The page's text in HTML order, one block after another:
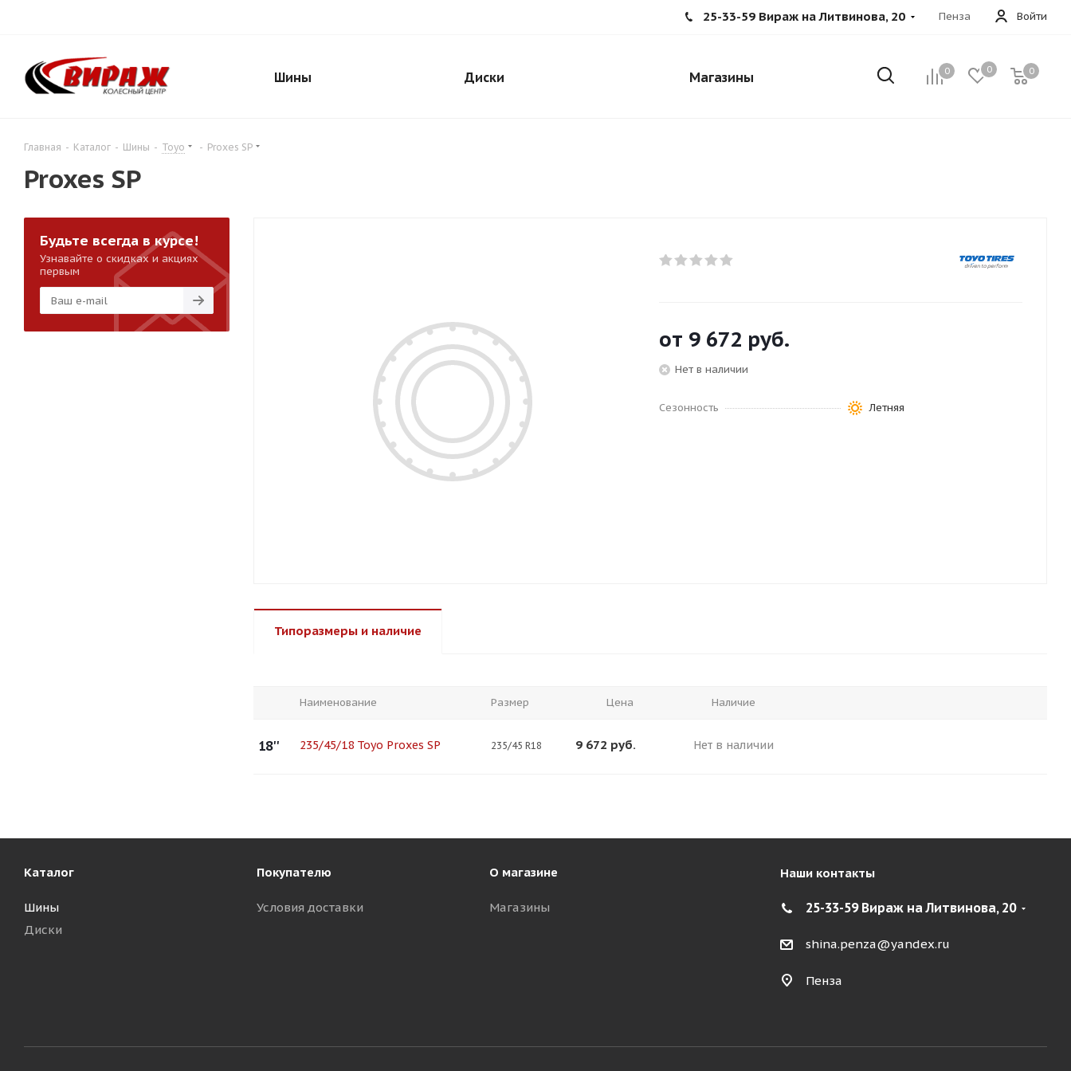
Войти
Пенза
25-33-59 Вираж на Литвинова, 20
0 0 0
Шины Диски Магазины
Главная - Каталог - Шины - Toyo - Proxes SP
Proxes SP
от 9 672 руб.
Нет в наличии
Сезонность Летняя
Типоразмеры и наличие
Наименование Размер Цена Наличие
18'' 235/45/18 Toyo Proxes SP 235/45 R18 9 672 руб. Нет в наличии
Будьте всегда в курсе!
Узнавайте о скидках и акциях
первым
Каталог
Шины
Диски
Покупателю
Условия доставки
О магазине
Магазины
Наши контакты
25-33-59 Вираж на Литвинова, 20
shina.penza@yandex.ru
Пенза